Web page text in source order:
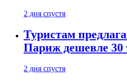
2 дня спустя
Туристам
Париж дешевле 30
2 дня спустя